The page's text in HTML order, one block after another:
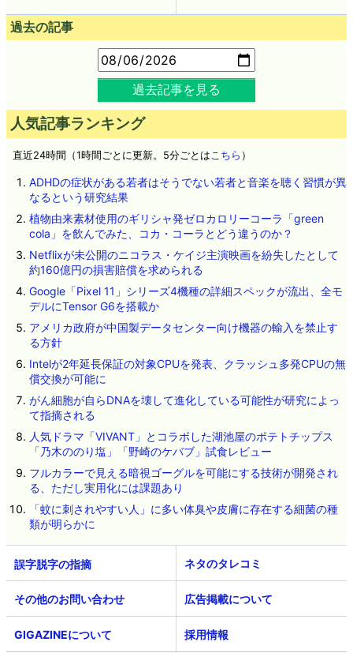
過去の記事
過去記事を見る
人気記事ランキング
直近24時間（1時間ごとに更新。5分ごとはこちら ）
ADHDの症状がある若者はそうでない若者と音楽を聴く習慣が異
なるという研究結果
植物由来素材使用のギリシャ発ゼロカロリーコーラ「green
cola」を飲んでみた、コカ・コーラとどう違うのか？
Netflixが未公開のニコラス・ケイジ主演映画を紛失したとして
約160億円の損害賠償を求められる
Google「Pixel 11」シリーズ4機種の詳細スペックが流出、全モ
デルにTensor G6を搭載か
アメリカ政府が中国製データセンター向け機器の輸入を禁止す
る方針
Intelが2年延長保証の対象CPUを発表、クラッシュ多発CPUの無
償交換が可能に
がん細胞が自らDNAを壊して進化している可能性が研究によっ
て指摘される
人気ドラマ「VIVANT」とコラボした湖池屋のポテトチップス
「乃木ののり塩」「野崎のケバブ」試食レビュー
フルカラーで見える暗視ゴーグルを可能にする技術が開発され
る、ただし実用化には課題あり
「蚊に刺されやすい人」に多い体臭や皮膚に存在する細菌の種
類が明らかに
ネタのタレコミ
その他のお問い合わせ 広告掲載について
GIGAZINEについて 採用情報